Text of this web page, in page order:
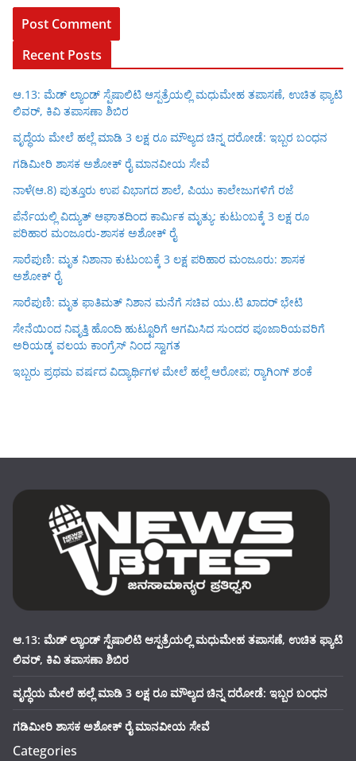
Recent Posts
ಆ.13: ಮೆಡ್ ಲ್ಯಾಂಡ್ ಸ್ಪೆಷಾಲಿಟಿ ಆಸ್ಪತ್ರೆಯಲ್ಲಿ ಮಧುಮೇಹ ತಪಾಸಣೆ, ಉಚಿತ ಫ್ಯಾಟಿ
ಲಿವರ್, ಕಿವಿ ತಪಾಸಣಾ ಶಿಬಿರ
ವೃದ್ಧೆಯ ಮೇಲೆ ಹಲ್ಲೆ ಮಾಡಿ 3 ಲಕ್ಷ ರೂ ಮೌಲ್ಯದ ಚಿನ್ನ ದರೋಡೆ: ಇಬ್ಬರ ಬಂಧನ
ಗಡಿಮೀರಿ ಶಾಸಕ ಅಶೋಕ್ ರೈ ಮಾನವೀಯ ಸೇವೆ
ನಾಳೆ(ಆ.8) ಪುತ್ತೂರು ಉಪ ವಿಭಾಗದ ಶಾಲೆ, ಪಿಯು ಕಾಲೇಜುಗಳಿಗೆ ರಜೆ
ಪೆರ್ನೆಯಲ್ಲಿ ವಿದ್ಯುತ್ ಆಘಾತದಿಂದ ಕಾರ್ಮಿಕ ಮೃತ್ಯು: ಕುಟುಂಬಕ್ಕೆ 3 ಲಕ್ಷ ರೂ
ಪರಿಹಾರ ಮಂಜೂರು-ಶಾಸಕ ಅಶೋಕ್ ರೈ
ಸಾರೆಪುಣಿ: ಮೃತ ನಿಶಾನಾ ಕುಟುಂಬಕ್ಕೆ 3 ಲಕ್ಷ ಪರಿಹಾರ ಮಂಜೂರು: ಶಾಸಕ
ಅಶೋಕ್ ರೈ
ಸಾರೆಪುಣಿ: ಮೃತ ಫಾತಿಮತ್ ನಿಶಾನ ಮನೆಗೆ ಸಚಿವ ಯು.ಟಿ ಖಾದರ್ ಭೇಟಿ
ಸೇನೆಯಿಂದ ನಿವೃತ್ತಿ ಹೊಂದಿ ಹುಟ್ಟೂರಿಗೆ ಆಗಮಿಸಿದ ಸುಂದರ ಪೂಜಾರಿಯವರಿಗೆ
ಅರಿಯಡ್ಕ ವಲಯ ಕಾಂಗ್ರೆಸ್ ನಿಂದ ಸ್ವಾಗತ
ಇಬ್ಬರು ಪ್ರಥಮ ವರ್ಷದ ವಿದ್ಯಾರ್ಥಿಗಳ ಮೇಲೆ ಹಲ್ಲೆ ಆರೋಪ; ರ‍್ಯಾಗಿಂಗ್ ಶಂಕೆ
ಆ.13: ಮೆಡ್ ಲ್ಯಾಂಡ್ ಸ್ಪೆಷಾಲಿಟಿ ಆಸ್ಪತ್ರೆಯಲ್ಲಿ ಮಧುಮೇಹ ತಪಾಸಣೆ, ಉಚಿತ ಫ್ಯಾಟಿ
ಲಿವರ್, ಕಿವಿ ತಪಾಸಣಾ ಶಿಬಿರ
ವೃದ್ಧೆಯ ಮೇಲೆ ಹಲ್ಲೆ ಮಾಡಿ 3 ಲಕ್ಷ ರೂ ಮೌಲ್ಯದ ಚಿನ್ನ ದರೋಡೆ: ಇಬ್ಬರ ಬಂಧನ
ಗಡಿಮೀರಿ ಶಾಸಕ ಅಶೋಕ್ ರೈ ಮಾನವೀಯ ಸೇವೆ
Categories